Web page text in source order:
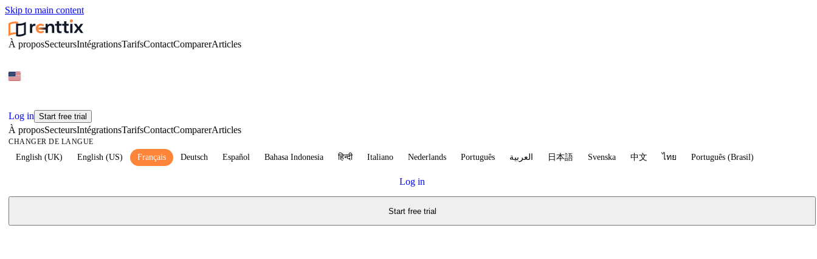
Skip to main content
À proposSecteursIntégrationsTarifsContactComparerArticles
Log in Start free trial
À proposSecteursIntégrationsTarifsContactComparerArticles
CHANGER DE LANGUE
English (UK) English (US) Français Deutsch Español Bahasa Indonesia हिन्दी Italiano Nederlands Português العربية 日本語 Svenska 中文 ไทย Português (Brasil)
Log in
Start free trial